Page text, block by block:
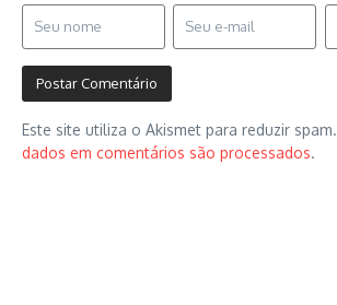
Este site utiliza o Akismet para reduzir spam.
dados em comentários são processados.